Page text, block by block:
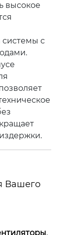
высокое
с
Вашего
,